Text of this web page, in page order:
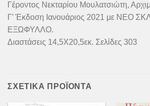
Γέροντος Νεκταρίου Μουλατσιώτη,
Γ’ Έκδοση Ιανουάριος 2021 με ΝΕΟ
ΕΞΩΦΥΛΛΟ.
Διαστάσεις 14,5Χ20,5εκ. Σελίδες 303
ΣΧΕΤΙΚΆ ΠΡΟΪΌΝΤΑ